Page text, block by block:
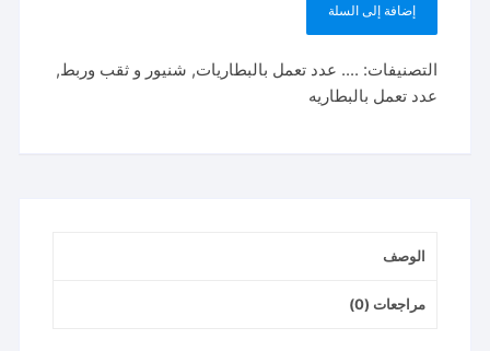
كمية
امباكت
١٣٥٠
إضافة إلى السلة
التصنيفات: .... عدد تعمل بالبطاريات, شنيور و ثقب وربط,
عدد تعمل بالبطاريه
الوصف
مراجعات (0)